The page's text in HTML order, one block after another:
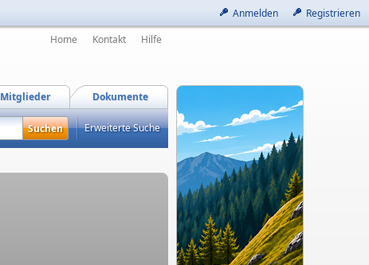
Anmelden Registrieren
Home Kontakt Hilfe
Dokumente
Mitglieder
Erweiterte Suche